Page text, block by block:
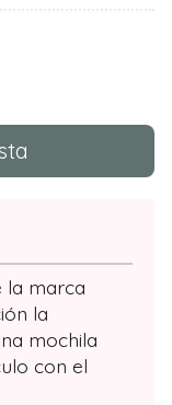
la marca
la
mochila
con el